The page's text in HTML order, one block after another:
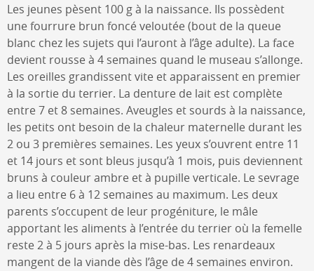
Les jeunes pèsent 100 g à la naissance. Ils possèdent
une fourrure brun foncé veloutée (bout de la queue
blanc chez les sujets qui l’auront à l’âge adulte). La face
devient rousse à 4 semaines quand le museau s’allonge.
Les oreilles grandissent vite et apparaissent en premier
à la sortie du terrier. La denture de lait est complète
entre 7 et 8 semaines. Aveugles et sourds à la naissance,
les petits ont besoin de la chaleur maternelle durant les
2 ou 3 premières semaines. Les yeux s’ouvrent entre 11
et 14 jours et sont bleus jusqu’à 1 mois, puis deviennent
bruns à couleur ambre et à pupille verticale. Le sevrage
a lieu entre 6 à 12 semaines au maximum. Les deux
parents s’occupent de leur progéniture, le mâle
apportant les aliments à l’entrée du terrier où la femelle
reste 2 à 5 jours après la mise-bas. Les renardeaux
mangent de la viande dès l’âge de 4 semaines environ.